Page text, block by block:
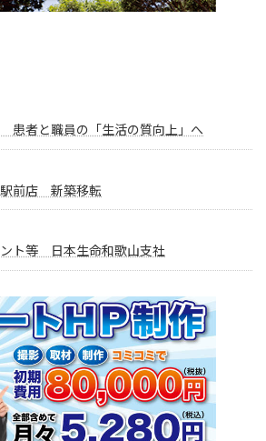
患者と職員の「生活の質向上」へ
駅前店 新築移転
ト等 日本生命和歌山支社